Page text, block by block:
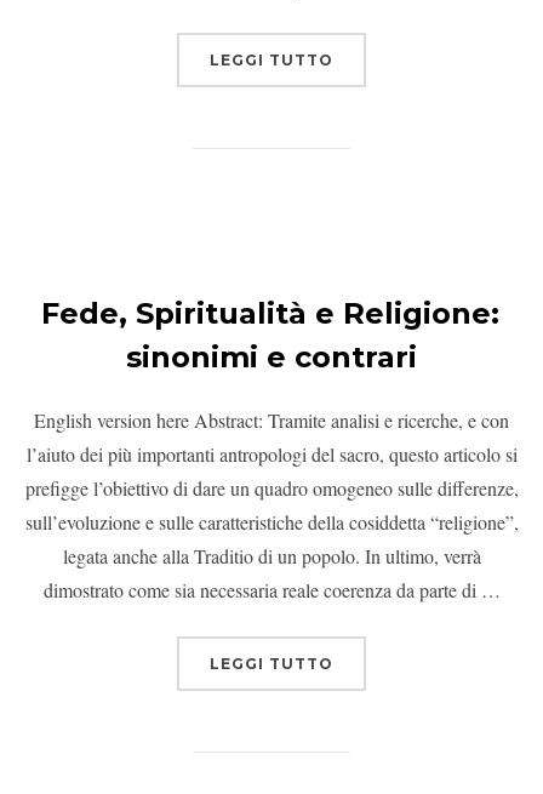
LEGGI TUTTO
Fede, Spiritualità e Religione:
sinonimi e contrari
English version here Abstract: Tramite analisi e ricerche, e con
l’aiuto dei più importanti antropologi del sacro, questo articolo si
prefigge l’obiettivo di dare un quadro omogeneo sulle differenze,
sull’evoluzione e sulle caratteristiche della cosiddetta “religione”,
legata anche alla Traditio di un popolo. In ultimo, verrà
dimostrato come sia necessaria reale coerenza da parte di …
LEGGI TUTTO